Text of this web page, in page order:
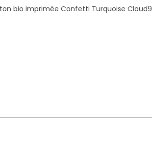
bio imprimée Confetti Turquoise Cloud9